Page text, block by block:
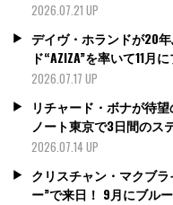
2026.07.21 UP
デイヴ・ホランドが20
ド“AZIZA”を率いて11
2026.07.17 UP
リチャード・ボナが待
ノート東京で3日間のス
2026.07.14 UP
クリスチャン・マクブ
ー”で来日！ 9月にブル